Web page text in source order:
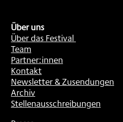
Über uns
Über das Festival
Team
Partner:innen
Kontakt
Newsletter & Zusendungen
Archiv
Stellenausschreibungen